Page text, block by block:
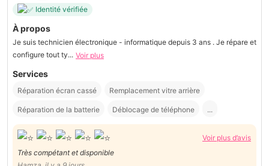
Identité vérifiée
À propos
Je suis technicien électronique - informatique depuis 3 ans . Je répare et
configure tout ty... Voir plus
Services
Réparation écran cassé Remplacement vitre arrière
Réparation de la batterie Déblocage de téléphone ...
Voir plus d’avis
Très compétant et disponible